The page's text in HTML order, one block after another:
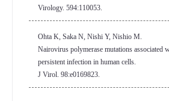
Virology. 594:110053.
Ohta K, Saka N, Nishi Y, Nishio M.
Nairovirus polymerase mutations associated
persistent infection in human cells.
J Virol. 98:e0169823.